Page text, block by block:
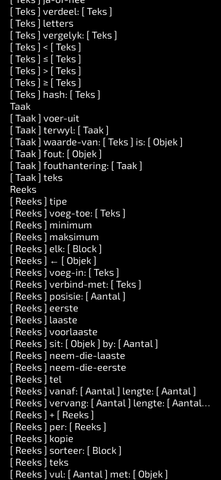
[ Teks ] verdeel: [ Teks ]
[ Teks ] letters
[ Teks ] vergelyk: [ Teks ]
[ Teks ] < [ Teks ]
[ Teks ] ≤ [ Teks ]
[ Teks ] > [ Teks ]
[ Teks ] ≥ [ Teks ]
[ Teks ] hash: [ Teks ]
Taak
[ Taak ] voer-uit
[ Taak ] terwyl: [ Taak ]
[ Taak ] waarde-van: [ Teks ] is: [ Objek ]
[ Taak ] fout: [ Objek ]
[ Taak ] fouthantering: [ Taak ]
[ Taak ] teks
Reeks
[ Reeks ] tipe
[ Reeks ] voeg-toe: [ Teks ]
[ Reeks ] minimum
[ Reeks ] maksimum
[ Reeks ] elk: [ Block ]
[ Reeks ] ← [ Objek ]
[ Reeks ] voeg-in: [ Teks ]
[ Reeks ] verbind-met: [ Teks ]
[ Reeks ] posisie: [ Aantal ]
[ Reeks ] eerste
[ Reeks ] laaste
[ Reeks ] voorlaaste
[ Reeks ] sit: [ Objek ] by: [ Aantal ]
[ Reeks ] neem-die-laaste
[ Reeks ] neem-die-eerste
[ Reeks ] tel
[ Reeks ] vanaf: [ Aantal ] lengte: [ Aantal ]
[ Reeks ] vervang: [ Aantal ] lengte: [ Aantal ]
[ Reeks ] + [ Reeks ]
[ Reeks ] per: [ Reeks ]
[ Reeks ] kopie
[ Reeks ] sorteer: [ Block ]
[ Reeks ] teks
[ Reeks ] vul: [ Aantal ] met: [ Objek ]